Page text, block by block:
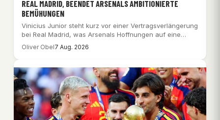
REAL MADRID, BEENDET ARSENALS AMBITIONIERTE
BEMÜHUNGEN
Vinicius Junior steht kurz vor einer Vertragsverlängerung
bei Real Madrid, was Arsenals Hoffnungen auf eine…
Oliver Obel7 Aug. 2026